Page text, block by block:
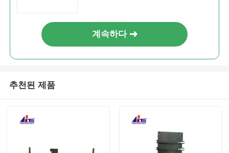
계속하다
추천된 제품